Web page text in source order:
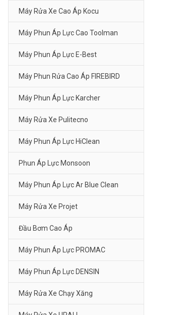
Máy Rửa Xe Cao Áp Kocu
Máy Phun Áp Lực Cao Toolman
Máy Phun Áp Lực E-Best
Máy Phun Rửa Cao Áp FIREBIRD
Máy Phun Áp Lực Karcher
Máy Rửa Xe Pulitecno
Máy Phun Áp Lực HiClean
Phun Áp Lực Monsoon
Máy Phun Áp Lực Ar Blue Clean
Máy Rửa Xe Projet
Đầu Bơm Cao Áp
Máy Phun Áp Lực PROMAC
Máy Phun Áp Lực DENSIN
Máy Rửa Xe Chạy Xăng